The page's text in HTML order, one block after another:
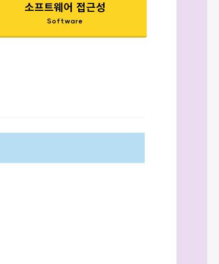
소프트웨어 접근성
Software